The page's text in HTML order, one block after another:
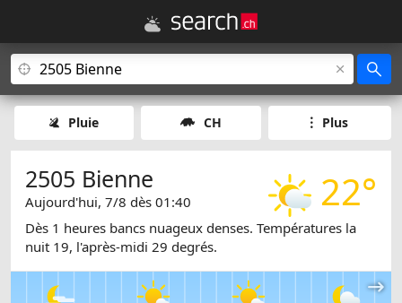
Pluie CH Plus
22°
2505 Bienne
Aujourd'hui, 7/8 dès 01:40
Dès 1 heures bancs nuageux denses. Températures la
nuit 19, l'après-midi 29 degrés.